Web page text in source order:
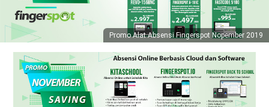
Promo Alat Absensi Fingerspot Nopember 2019